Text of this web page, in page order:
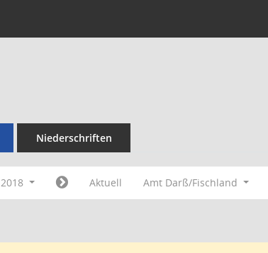
Niederschriften
2018 Aktuell Amt Darß/Fischland